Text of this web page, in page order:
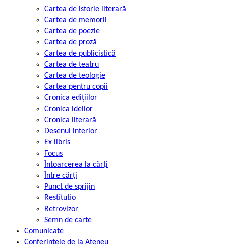
Cartea de istorie literară
Cartea de memorii
Cartea de poezie
Cartea de proză
Cartea de publicistică
Cartea de teatru
Cartea de teologie
Cartea pentru copii
Cronica edițiilor
Cronica ideilor
Cronica literară
Desenul interior
Ex libris
Focus
Întoarcerea la cărți
Între cărți
Punct de sprijin
Restitutio
Retrovizor
Semn de carte
Comunicate
Conferintele de la Ateneu